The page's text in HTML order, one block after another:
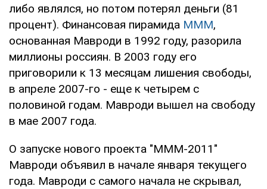
либо являлся, но потом потерял деньги (81
процент). Финансовая пирамида МММ,
основанная Мавроди в 1992 году, разорила
миллионы россиян. В 2003 году его
приговорили к 13 месяцам лишения свободы,
в апреле 2007-го - еще к четырем с
половиной годам. Мавроди вышел на свободу
в мае 2007 года.
О запуске нового проекта "МММ-2011"
Мавроди объявил в начале января текущего
года. Мавроди с самого начала не скрывал,